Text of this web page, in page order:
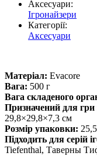
Аксесуари:
Ігронайзери
Категорії:
Аксесуари
Матеріал: Evacore
Вага: 500 г
Вага складеного
Призначений для
29,8×29,8×7,3 см
Розмір упаковки:
Підходить для серій
Tiefenthal, Таверны